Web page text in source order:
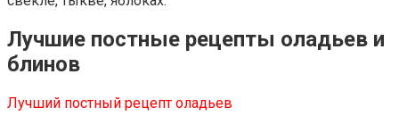
Лучшие постные рецепты оладьев и
блинов
Лучший постный рецепт оладьев